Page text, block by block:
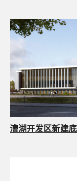
漕湖开发区新建